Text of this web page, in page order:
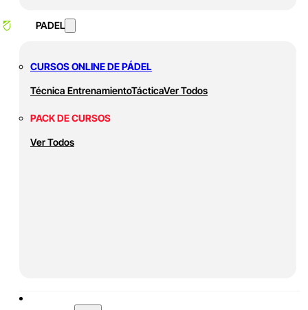
PADEL
CURSOS ONLINE DE PÁDEL
Técnica EntrenamientoTácticaVer Todos
PACK DE CURSOS
Ver Todos